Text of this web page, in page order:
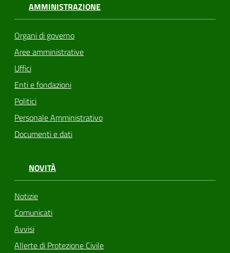
AMMINISTRAZIONE
Organi di governo
Aree amministrative
Uffici
Enti e fondazioni
Politici
Personale Amministrativo
Documenti e dati
NOVITÀ
Notizie
Comunicati
Avvisi
Allerte di Protezione Civile